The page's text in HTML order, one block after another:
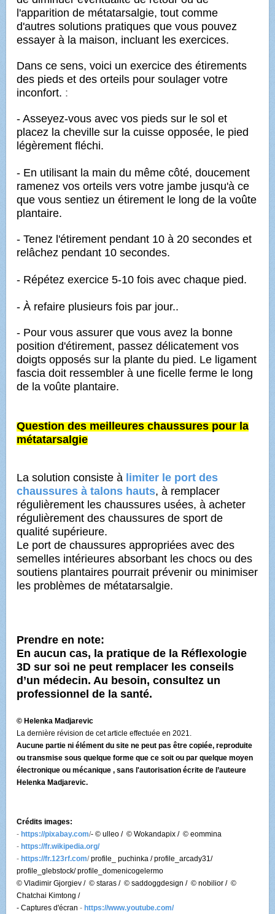
l'apparition de métatarsalgie,tout comme
d'autres solutions pratiques que vous pouvez
essayer à la maison, incluant les exercices.
Dans ce sens, voici un exercice des étirements
des pieds et des orteils pour soulager votre
inconfort. :
- Asseyez-vous avec vos pieds sur le sol et
placez la cheville sur la cuisse opposée, le pied
légèrement fléchi.
- En utilisant la main du même côté, doucement
ramenez vos orteils vers votre jambe jusqu'à ce
que vous sentiez un étirement le long de la voûte
plantaire.
- Tenez l'étirement pendant 10 à 20 secondes et
relâchez pendant 10 secondes.
- Répétez exercice 5-10 fois avec chaque pied.
- À refaire plusieurs fois par jour..
- Pour vous assurer que vous avez la bonne
position d'étirement, passez délicatement vos
doigts opposés sur la plante du pied. Le ligament
fascia doit ressembler à une ficelle ferme le long
de la voûte plantaire.
Question des meilleures chaussures pour la
métatarsalgie
La solution consiste à limiter le port des
chaussures à talons hauts, à remplacer
régulièrement les chaussures usées, à acheter
régulièrementdes chaussures de sport de
qualité supérieure.
Le port de chaussures appropriées avec des
semelles intérieures absorbant les chocs ou des
soutiens plantaires pourrait prévenir ou minimiser
les problèmes de métatarsalgie.
Prendre en note:
En aucun cas, la pratique de la Réflexologie
3D sur soi ne peut remplacer les conseils
d’un médecin. Au besoin, consultez un
professionnel de la santé.
© Helenka Madjarevic
La dernière révision de cet article effectuée en 2021.
Aucune partie niélément du site ne peut pas être copiée, reproduite
ou transmise sous quelque forme que ce soit ou par quelquemoyen
électronique ou mécanique , sans l'autorisation écrite de l’auteure
Helenka Madjarevic.
Crédits images:
- https://pixabay.com/- © ulleo / © Wokandapix / © eommina
- https://fr.wikipedia.org/
- https://fr.123rf.com/profile_ puchinka / profile_arcady31/
profile_glebstock/ profile_domenicogelermo
© Vladimir Gjorgiev / © staras / © saddoggdesign / © nobilior / ©
Chatchai Kimtong /
- Captures d'écran - https://www.youtube.com/